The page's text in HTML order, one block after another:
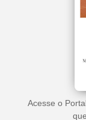
Acesse o